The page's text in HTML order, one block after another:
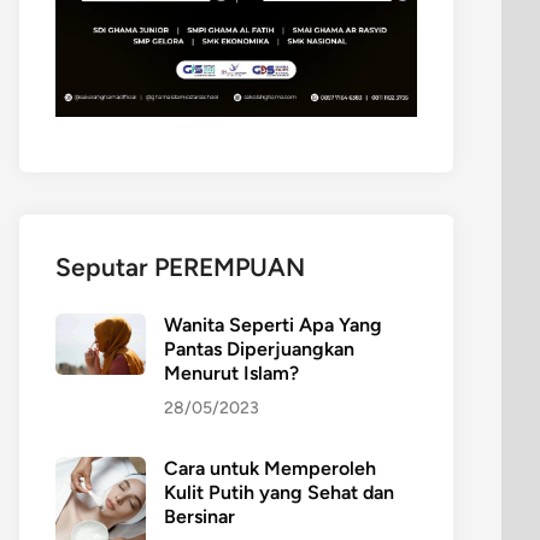
Seputar PEREMPUAN
Wanita Seperti Apa Yang
Pantas Diperjuangkan
Menurut Islam?
28/05/2023
Cara untuk Memperoleh
Kulit Putih yang Sehat dan
Bersinar